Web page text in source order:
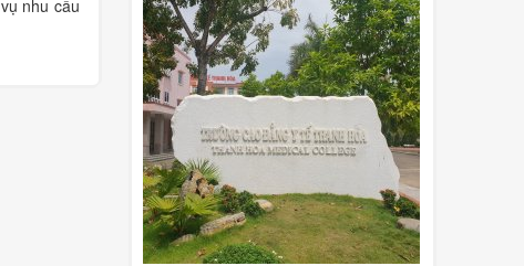
nhu cầu